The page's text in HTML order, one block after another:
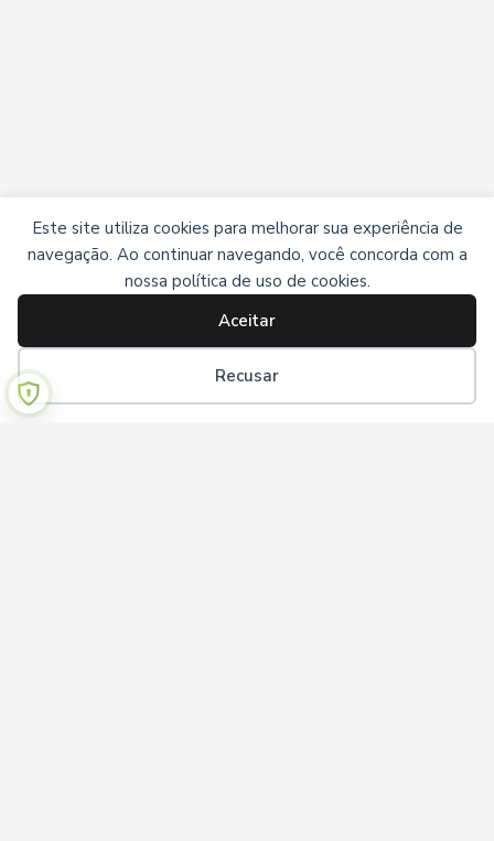
Este site utiliza cookies para melhorar sua experiência de
navegação. Ao continuar navegando, você concorda com a
nossa política de uso de cookies.
Aceitar
Recusar